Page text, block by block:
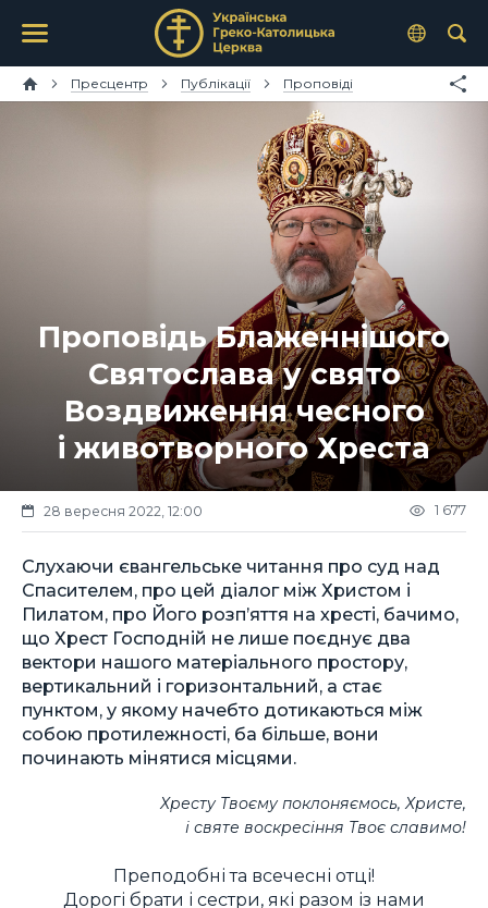
Пресцентр Публікації Проповіді
Проповідь Блаженнішого
Святослава у свято
Воздвиження чесного
і животворного Хреста
28 вересня 2022, 12:00 1 677
Слухаючи євангельське читання про суд над
Спасителем, про цей діалог між Христом і
Пилатом, про Його розп’яття на хресті, бачимо,
що Хрест Господній не лише поєднує два
вектори нашого матеріального простору,
вертикальний і горизонтальний, а стає
пунктом, у якому начебто дотикаються між
собою протилежності, ба більше, вони
починають мінятися місцями.
Хресту Твоєму поклоняємось, Христе,
і святе воскресіння Твоє славимо!
Преподобні та всечесні отці!
Дорогі брати і сестри, які разом із нами